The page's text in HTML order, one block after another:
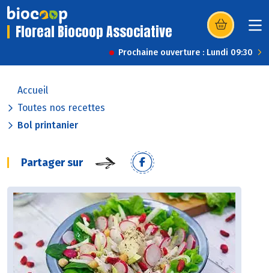
Floreal Biocoop Associative (s’ouvre dans
Prochaine ouverture : Lundi 09:30
Accueil
Toutes nos recettes
Bol printanier
Partager sur